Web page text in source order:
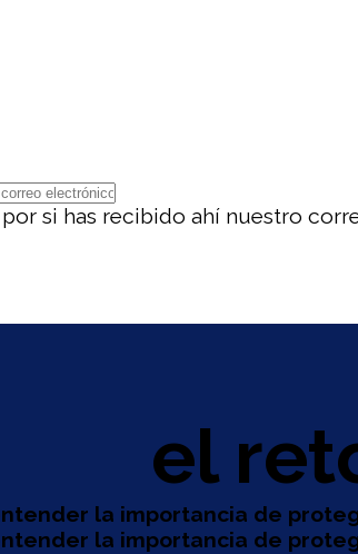
si has recibido ahí nuestro
el
la importancia de
la importancia de